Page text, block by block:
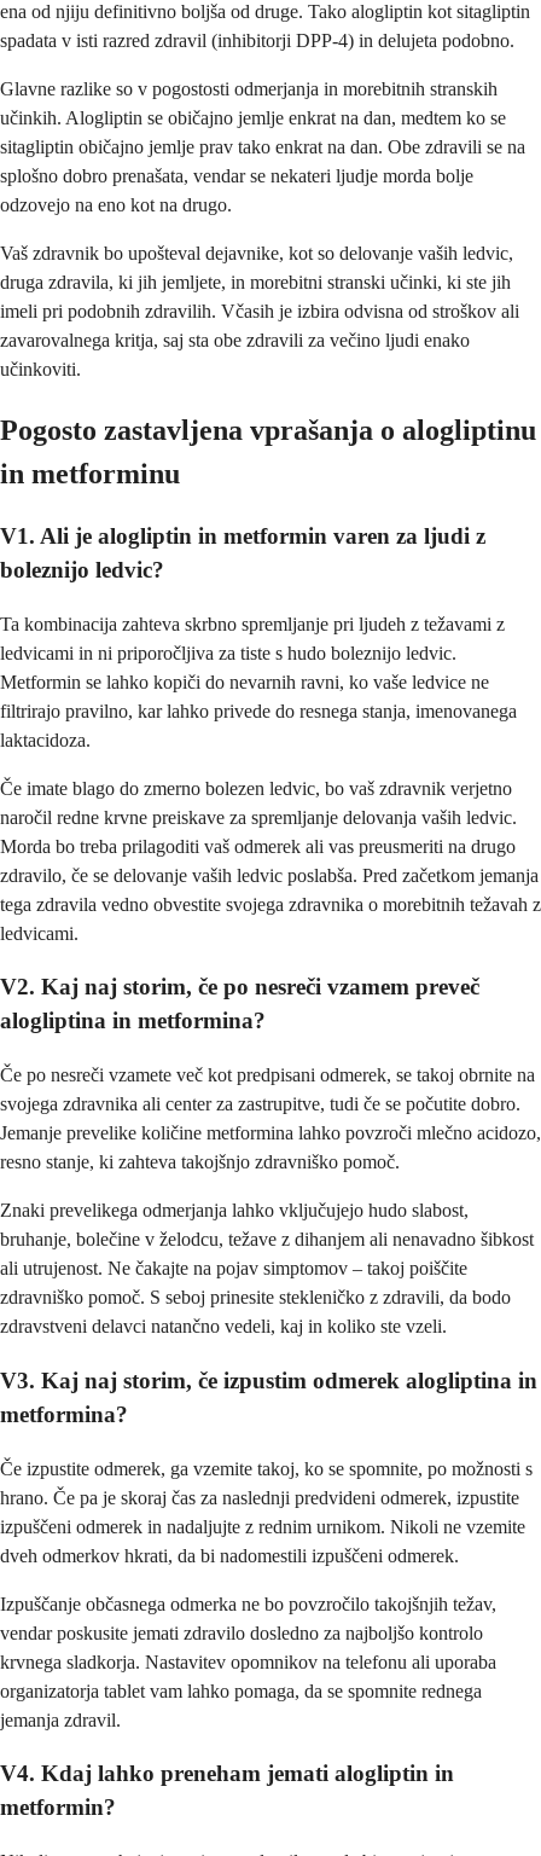
ena od njiju definitivno boljša od druge. Tako alogliptin kot sitagliptin
spadata v isti razred zdravil (inhibitorji DPP-4) in delujeta podobno.
Glavne razlike so v pogostosti odmerjanja in morebitnih stranskih
učinkih. Alogliptin se običajno jemlje enkrat na dan, medtem ko se
sitagliptin običajno jemlje prav tako enkrat na dan. Obe zdravili se na
splošno dobro prenašata, vendar se nekateri ljudje morda bolje
odzovejo na eno kot na drugo.
Vaš zdravnik bo upošteval dejavnike, kot so delovanje vaših ledvic,
druga zdravila, ki jih jemljete, in morebitni stranski učinki, ki ste jih
imeli pri podobnih zdravilih. Včasih je izbira odvisna od stroškov ali
zavarovalnega kritja, saj sta obe zdravili za večino ljudi enako
učinkoviti.
Pogosto zastavljena vprašanja o alogliptinu
in metforminu
V1. Ali je alogliptin in metformin varen za ljudi z
boleznijo ledvic?
Ta kombinacija zahteva skrbno spremljanje pri ljudeh z težavami z
ledvicami in ni priporočljiva za tiste s hudo boleznijo ledvic.
Metformin se lahko kopiči do nevarnih ravni, ko vaše ledvice ne
filtrirajo pravilno, kar lahko privede do resnega stanja, imenovanega
laktacidoza.
Če imate blago do zmerno bolezen ledvic, bo vaš zdravnik verjetno
naročil redne krvne preiskave za spremljanje delovanja vaših ledvic.
Morda bo treba prilagoditi vaš odmerek ali vas preusmeriti na drugo
zdravilo, če se delovanje vaših ledvic poslabša. Pred začetkom jemanja
tega zdravila vedno obvestite svojega zdravnika o morebitnih težavah z
ledvicami.
V2. Kaj naj storim, če po nesreči vzamem preveč
alogliptina in metformina?
Če po nesreči vzamete več kot predpisani odmerek, se takoj obrnite na
svojega zdravnika ali center za zastrupitve, tudi če se počutite dobro.
Jemanje prevelike količine metformina lahko povzroči mlečno acidozo,
resno stanje, ki zahteva takojšnjo zdravniško pomoč.
Znaki prevelikega odmerjanja lahko vključujejo hudo slabost,
bruhanje, bolečine v želodcu, težave z dihanjem ali nenavadno šibkost
ali utrujenost. Ne čakajte na pojav simptomov – takoj poiščite
zdravniško pomoč. S seboj prinesite stekleničko z zdravili, da bodo
zdravstveni delavci natančno vedeli, kaj in koliko ste vzeli.
V3. Kaj naj storim, če izpustim odmerek alogliptina in
metformina?
Če izpustite odmerek, ga vzemite takoj, ko se spomnite, po možnosti s
hrano. Če pa je skoraj čas za naslednji predvideni odmerek, izpustite
izpuščeni odmerek in nadaljujte z rednim urnikom. Nikoli ne vzemite
dveh odmerkov hkrati, da bi nadomestili izpuščeni odmerek.
Izpuščanje občasnega odmerka ne bo povzročilo takojšnjih težav,
vendar poskusite jemati zdravilo dosledno za najboljšo kontrolo
krvnega sladkorja. Nastavitev opomnikov na telefonu ali uporaba
organizatorja tablet vam lahko pomaga, da se spomnite rednega
jemanja zdravil.
V4. Kdaj lahko preneham jemati alogliptin in
metformin?